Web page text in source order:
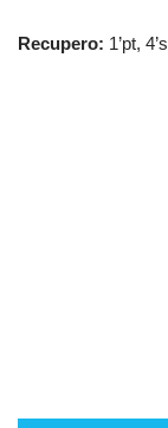
Recupero: 1’pt,